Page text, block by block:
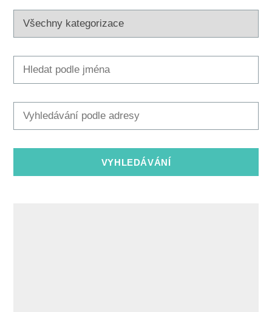
cs
info@kastela-info.hr
Villa Nika, Kamberovo šetalište 30,
21216 Kaštel Stari, Hrvatska
Wskazówki